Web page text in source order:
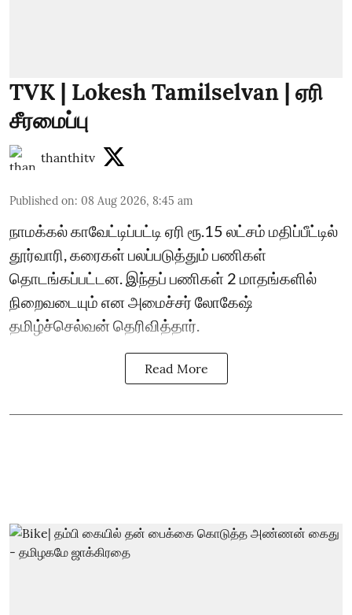
TVK | Lokesh Tamilselvan | ஏரி
சீரமைப்பு
thanthitv
Published on: 08 Aug 2026, 8:45 am
நாமக்கல் காவேட்டிப்பட்டி ஏரி ரூ.15 லட்சம் மதிப்பீட்டில்
தூர்வாரி, கரைகள் பலப்படுத்தும் பணிகள்
தொடங்கப்பட்டன. இந்தப் பணிகள் 2 மாதங்களில்
நிறைவடையும் என அமைச்சர் லோகேஷ்
தமிழ்ச்செல்வன் தெரிவித்தார்.
Read More